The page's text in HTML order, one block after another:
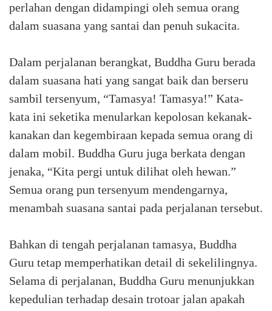
perlahan dengan didampingi oleh semua orang
dalam suasana yang santai dan penuh sukacita.
Dalam perjalanan berangkat, Buddha Guru berada
dalam suasana hati yang sangat baik dan berseru
sambil tersenyum, “Tamasya! Tamasya!” Kata-
kata ini seketika menularkan kepolosan kekanak-
kanakan dan kegembiraan kepada semua orang di
dalam mobil. Buddha Guru juga berkata dengan
jenaka, “Kita pergi untuk dilihat oleh hewan.”
Semua orang pun tersenyum mendengarnya,
menambah suasana santai pada perjalanan tersebut.
Bahkan di tengah perjalanan tamasya, Buddha
Guru tetap memperhatikan detail di sekelilingnya.
Selama di perjalanan, Buddha Guru menunjukkan
kepedulian terhadap desain trotoar jalan apakah